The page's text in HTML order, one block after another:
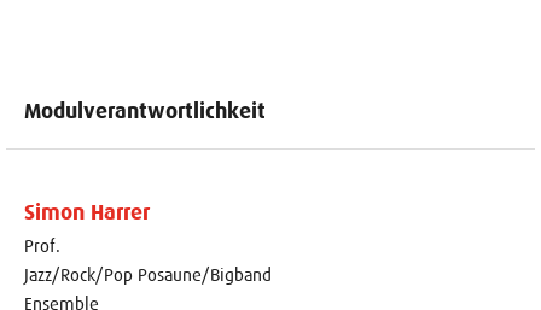
Modulverantwortlichkeit
Simon Harrer
Prof.
Jazz/Rock/Pop Posaune/Bigband
Ensemble